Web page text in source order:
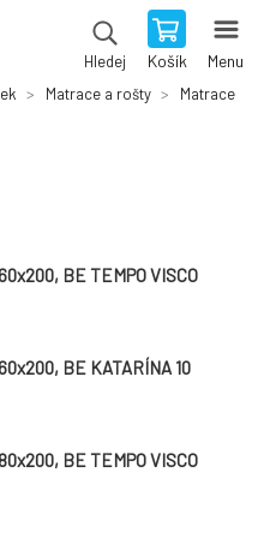
Hledej Košík Menu
Matrace a rošty
Matrace
BE TEMPO VISCO
BE KATARÍNA 10
BE TEMPO VISCO